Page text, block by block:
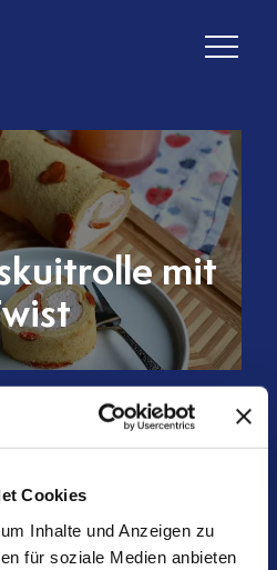
Cookies
Inhalte und Anzeigen zu
für soziale Medien anbieten
mit